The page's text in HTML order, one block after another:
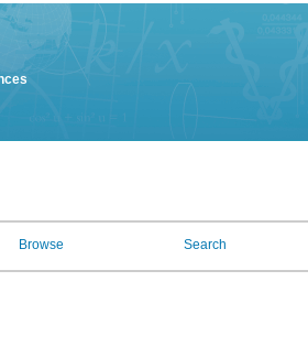
Browse Search